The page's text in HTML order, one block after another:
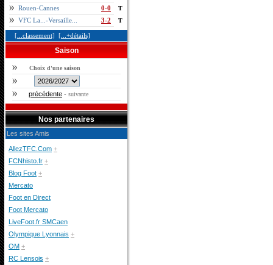
Rouen-Cannes 0-0 T
VFC La...-Versaille... 3-2 T
[...classement] [...+détails]
Saison
Choix d'une saison
précédente - suivante
Nos partenaires
Les sites Amis
AllezTFC.Com +
FCNhisto.fr +
Blog Foot +
Mercato
Foot en Direct
Foot Mercato
LiveFoot.fr SMCaen
Olympique Lyonnais +
OM +
RC Lensois +